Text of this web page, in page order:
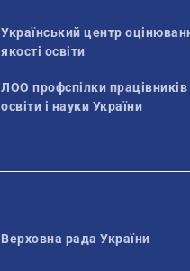
Український центр
якості освіти
ЛОО профспілки працівників
освіти і науки України
Верховна рада України